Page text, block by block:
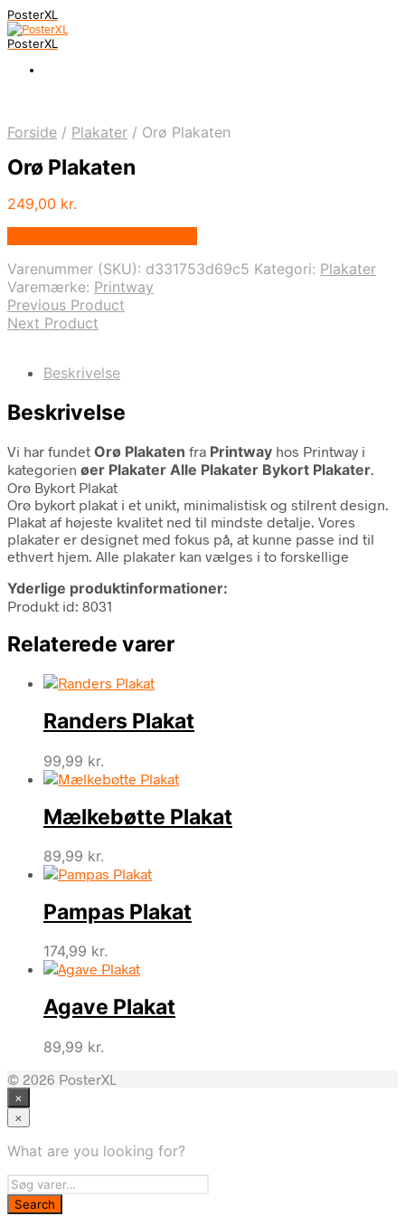
PosterXL
PosterXL
Forside / Plakater / Orø Plakaten
Orø Plakaten
249,00 kr.
Varenummer (SKU): d331753d69c5 Kategori: Plakater
Varemærke: Printway
Previous Product
Next Product
Beskrivelse
Beskrivelse
Vi har fundet Orø Plakaten fra Printway hos Printway i
kategorien øer Plakater Alle Plakater Bykort Plakater.
Orø Bykort Plakat
Orø bykort plakat i et unikt, minimalistisk og stilrent design.
Plakat af højeste kvalitet ned til mindste detalje. Vores
plakater er designet med fokus på, at kunne passe ind til
ethvert hjem. Alle plakater kan vælges i to forskellige
Yderlige produktinformationer:
Produkt id: 8031
Relaterede varer
Randers Plakat
99,99 kr.
Mælkebøtte Plakat
89,99 kr.
Pampas Plakat
174,99 kr.
Agave Plakat
89,99 kr.
© 2026 PosterXL
×
×
What are you looking for?